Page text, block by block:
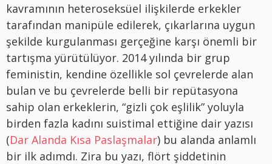
kavramının heteroseksüel ilişkilerde erkekler
tarafından manipüle edilerek, çıkarlarına uygun
şekilde kurgulanması gerçeğine karşı önemli bir
tartışma yürütülüyor. 2014 yılında bir grup
feministin, kendine özellikle sol çevrelerde alan
bulan ve bu çevrelerde belli bir repütasyona
sahip olan erkeklerin, “gizli çok eşlilik” yoluyla
birden fazla kadını suistimal ettiğine dair yazısı
(Dar Alanda Kısa Paslaşmalar) bu alanda anlamlı
bir ilk adımdı. Zira bu yazı, flört şiddetinin